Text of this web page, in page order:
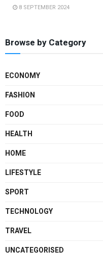
8 SEPTEMBER 2024
Browse by Category
ECONOMY
FASHION
FOOD
HEALTH
HOME
LIFESTYLE
SPORT
TECHNOLOGY
TRAVEL
UNCATEGORISED